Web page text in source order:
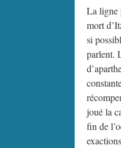
La ligne
mort
si
parlent.
joué la
fin de